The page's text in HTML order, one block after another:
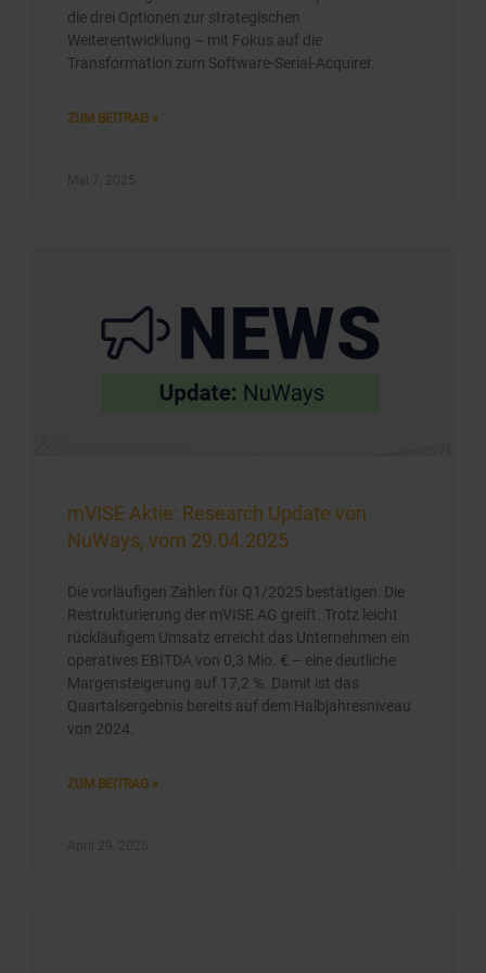
die drei Optionen zur strategischen
Weiterentwicklung – mit Fokus auf die
Transformation zum Software-Serial-Acquirer.
ZUM BEITRAG »
mVISE Aktie: Research Update von
NuWays, vom 29.04.2025
Die vorläufigen Zahlen für Q1/2025 bestätigen: Die
Restrukturierung der mVISE AG greift. Trotz leicht
rückläufigem Umsatz erreicht das Unternehmen ein
operatives EBITDA von 0,3 Mio. € – eine deutliche
Margensteigerung auf 17,2 %. Damit ist das
Quartalsergebnis bereits auf dem Halbjahresniveau
von 2024.
ZUM BEITRAG »